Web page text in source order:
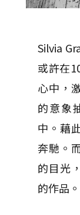
Silvia
或許在
心中，
的意象
中。藉
奔馳。
的目光
的作品。